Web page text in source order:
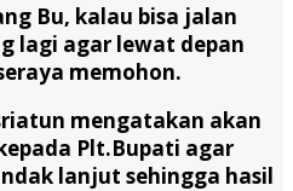
Bu, kalau bisa jalan
lagi agar lewat depan
memohon.
mengatakan akan
Plt.Bupati agar
lanjut sehingga hasil